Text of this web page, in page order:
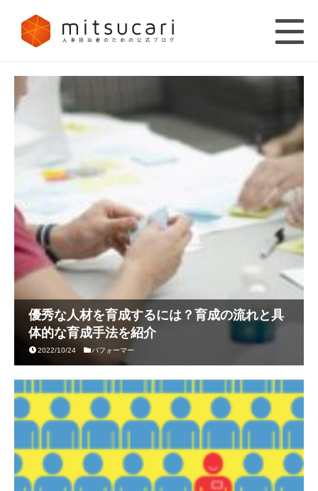
優秀な人材を育成するには？育成の流れと具
体的な育成手法を紹介
2022/10/24 パフォーマー